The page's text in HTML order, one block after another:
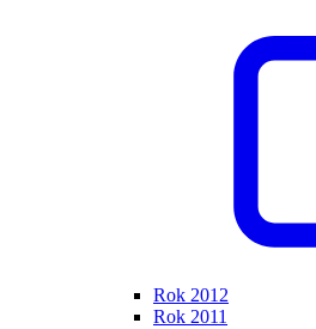
Rok 2012
Rok 2011